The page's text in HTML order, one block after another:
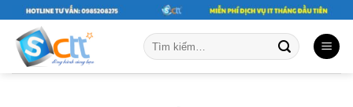
content
Tìm
kiếm: